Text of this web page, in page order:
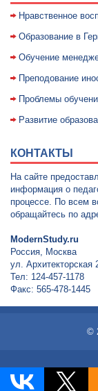
Нравственное
Образование в
Обучение
Преподование
Проблемы
Развитие
КОНТАКТЫ
На сайте
информация о
процессе. По всем
обращайтесь по
ModernStudy.ru
Россия, Москва
ул. Архитекторская
Тел: 124-457-1178
Факс: 565-478-1445
©